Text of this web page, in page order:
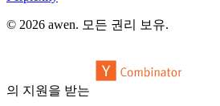
© 2026 awen. 모든 권리 보유.
의 지원을 받는